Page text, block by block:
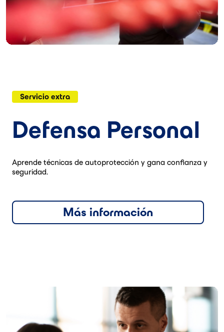
Servicio extra
Defensa Personal
Aprende técnicas de autoprotección y gana confianza y
seguridad.
Más información